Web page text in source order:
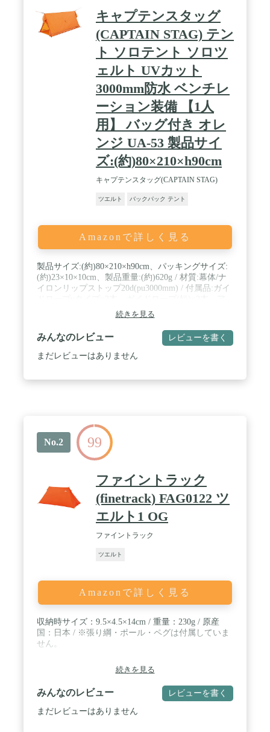
キャプテンスタッグ
(CAPTAIN STAG) テン
ト ソロテント ソロツ
ェルト UVカット
3000mm防水 ベンチレ
ーション装備 【1人
用】 バッグ付き オレ
ンジ UA-53 製品サイ
ズ:(約)80×210×h90cm
キャプテンスタッグ(CAPTAIN STAG)
ツエルト バックパック テント
Amazonで詳しく見る
製品サイズ:(約)80×210×h90cm、パッキングサイズ:
(約)23×10×10cm、製品重量:(約)620g / 材質:幕体/ナ
イロンリップストップ20d(pu3000mm) / 付属品:ガイ
ルミペグ×8本、ペグ用収納袋×1枚、バッグ×1枚 / 原
産国:中国 / 備考:90cmの長さに調整できる別売のス
テッキ・ポールが別途必要です。
続きを見る
みんなのレビュー レビューを書く
まだレビューはありません
No.2 99
ファイントラック
(finetrack) FAG0122 ツ
エルト1 OG
ファイントラック
ツエルト
Amazonで詳しく見る
収納時サイズ：9.5×4.5×14cm / 重量：230g / 原産
国：日本 / ※張り綱・ポール・ペグは付属していま
せん。
続きを見る
みんなのレビュー レビューを書く
まだレビューはありません